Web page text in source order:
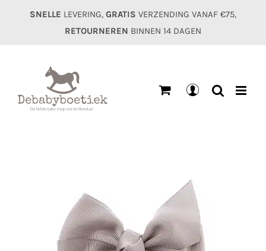
SNELLE LEVERING, GRATIS VERZENDING VANAF €75,
RETOURNEREN BINNEN 14 DAGEN